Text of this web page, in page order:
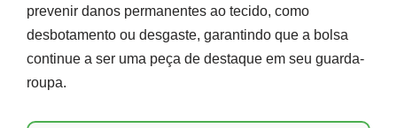
prevenir danos permanentes ao tecido, como
desbotamento ou desgaste, garantindo que a bolsa
continue a ser uma peça de destaque em seu guarda-
roupa.